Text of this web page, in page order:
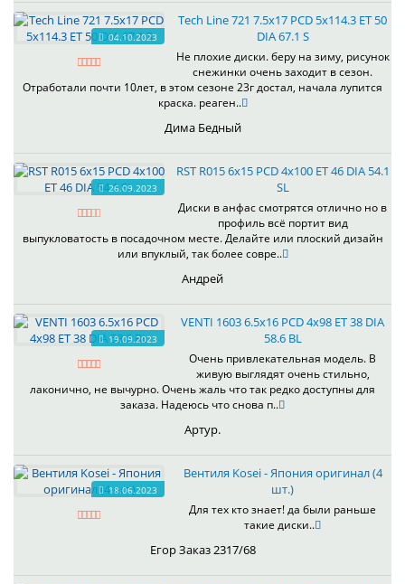
04.10.2023
Tech Line 721 7.5x17 PCD 5x114.3 ET 50
DIA 67.1 S
Не плохие диски. беру на зиму, рисунок
снежинки очень заходит в сезон.
Отработали почти 10лет, в этом сезоне 23г достал, начала лупится
краска. реаген..
Дима Бедный
26.09.2023
RST R015 6x15 PCD 4x100 ET 46 DIA 54.1
SL
Диски в анфас смотрятся отлично но в
профиль всё портит вид
выпукловатость в посадочном месте. Делайте или плоский дизайн
или впуклый, так более совре..
Андрей
19.09.2023
VENTI 1603 6.5x16 PCD 4x98 ET 38 DIA
58.6 BL
Очень привлекательная модель. В
живую выглядят очень стильно,
лаконично, не вычурно. Очень жаль что так редко доступны для
заказа. Надеюсь что снова п..
Артур.
18.06.2023
Вентиля Kosei - Япония оригинал (4
шт.)
Для тех кто знает! да были раньше
такие диски..
Егор Заказ 2317/68